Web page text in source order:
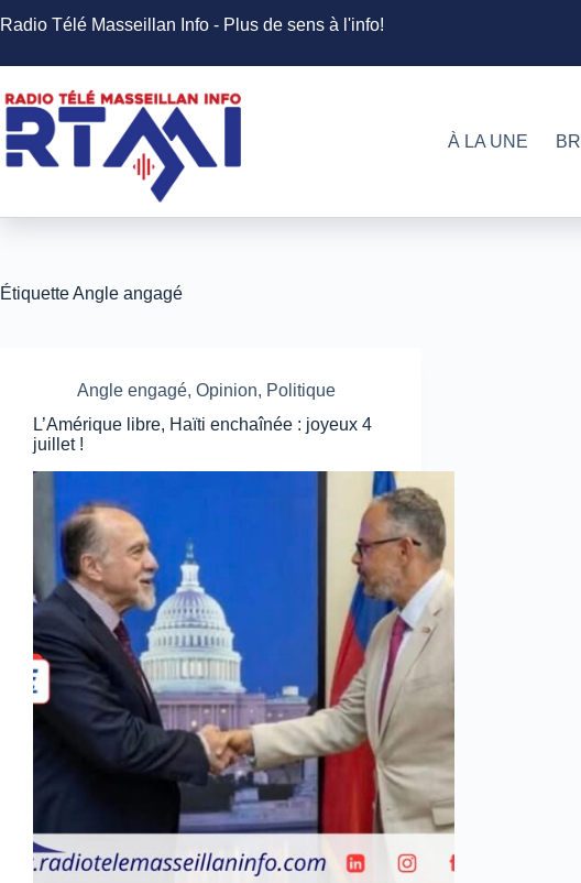
au
Radio Télé Masseillan Info - Plus de sens à l'info!
À LA UNE
ÉtiquetteAngle angagé
Angle engagé, Opinion, Politique
L’Amérique libre, Haïti enchaînée : joyeux 4
juillet !